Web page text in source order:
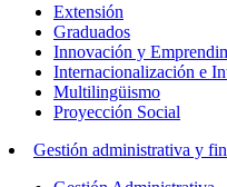
Extensión
Graduados
Innovación y
Internacionalización e
Multilingüismo
Proyección Social
Gestión administrativa y